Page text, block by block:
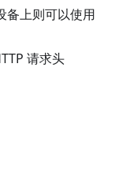
备上则可以使用
请求头